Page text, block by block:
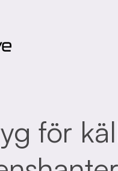
för